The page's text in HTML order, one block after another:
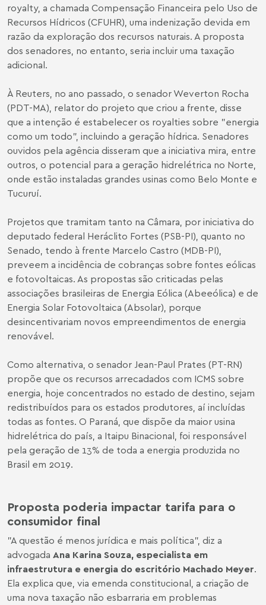
royalty, a chamada Compensação Financeira pelo Uso de
Recursos Hídricos (CFUHR), uma indenização devida em
razão da exploração dos recursos naturais. A proposta
dos senadores, no entanto, seria incluir uma taxação
adicional.
À Reuters, no ano passado, o senador Weverton Rocha
(PDT-MA), relator do projeto que criou a frente, disse
que a intenção é estabelecer os royalties sobre "energia
como um todo", incluindo a geração hídrica. Senadores
ouvidos pela agência disseram que a iniciativa mira, entre
outros, o potencial para a geração hidrelétrica no Norte,
onde estão instaladas grandes usinas como Belo Monte e
Tucuruí.
Projetos que tramitam tanto na Câmara, por iniciativa do
deputado federal Heráclito Fortes (PSB-PI), quanto no
Senado, tendo à frente Marcelo Castro (MDB-PI),
preveem a incidência de cobranças sobre fontes eólicas
e fotovoltaicas. As propostas são criticadas pelas
associações brasileiras de Energia Eólica (Abeeólica) e de
Energia Solar Fotovoltaica (Absolar), porque
desincentivariam novos empreendimentos de energia
renovável.
Como alternativa, o senador Jean-Paul Prates (PT-RN)
propõe que os recursos arrecadados com ICMS sobre
energia, hoje concentrados no estado de destino, sejam
redistribuídos para os estados produtores, aí incluídas
todas as fontes. O Paraná, que dispõe da maior usina
hidrelétrica do país, a Itaipu Binacional, foi responsável
pela geração de 13% de toda a energia produzida no
Brasil em 2019.
Proposta poderia impactar tarifa para o
consumidor final
"A questão é menos jurídica e mais política", diz a
advogada Ana Karina Souza, especialista em
infraestrutura e energia do escritório Machado Meyer.
Ela explica que, via emenda constitucional, a criação de
uma nova taxação não esbarraria em problemas